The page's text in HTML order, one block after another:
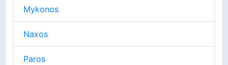
Mykonos
Naxos
Paros